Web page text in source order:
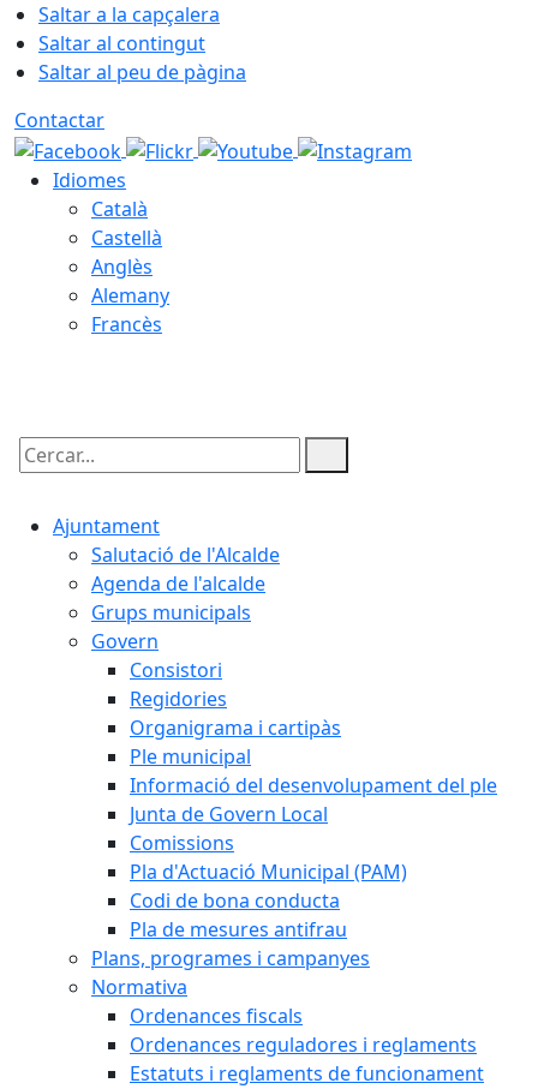
Saltar a la capçalera
Saltar al contingut
Saltar al peu de pàgina
Contactar
Idiomes
Català
Castellà
Anglès
Alemany
Francès
Cercar:
Ajuntament
Salutació de l'Alcalde
Agenda de l'alcalde
Grups municipals
Govern
Consistori
Regidories
Organigrama i cartipàs
Ple municipal
Informació del desenvolupament del ple
Junta de Govern Local
Comissions
Pla d'Actuació Municipal (PAM)
Codi de bona conducta
Pla de mesures antifrau
Plans, programes i campanyes
Normativa
Ordenances fiscals
Ordenances reguladores i reglaments
Estatuts i reglaments de funcionament